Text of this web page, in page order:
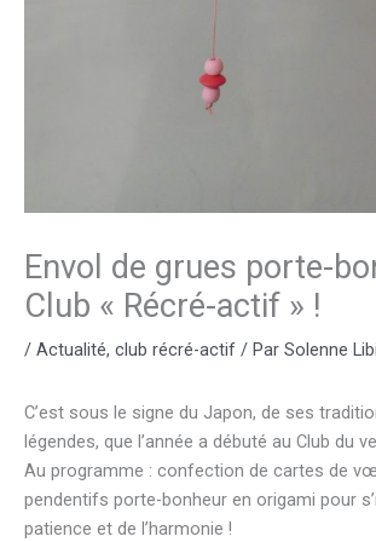
Envol de grues porte-
Club « Récré-actif » !
/ Actualité, club récré-actif / Par Solenne
C’est sous le signe du Japon, de ses
légendes, que l’année a débuté au Club du
Au programme : confection de cartes de
pendentifs porte-bonheur en origami pour
patience et de l’harmonie !